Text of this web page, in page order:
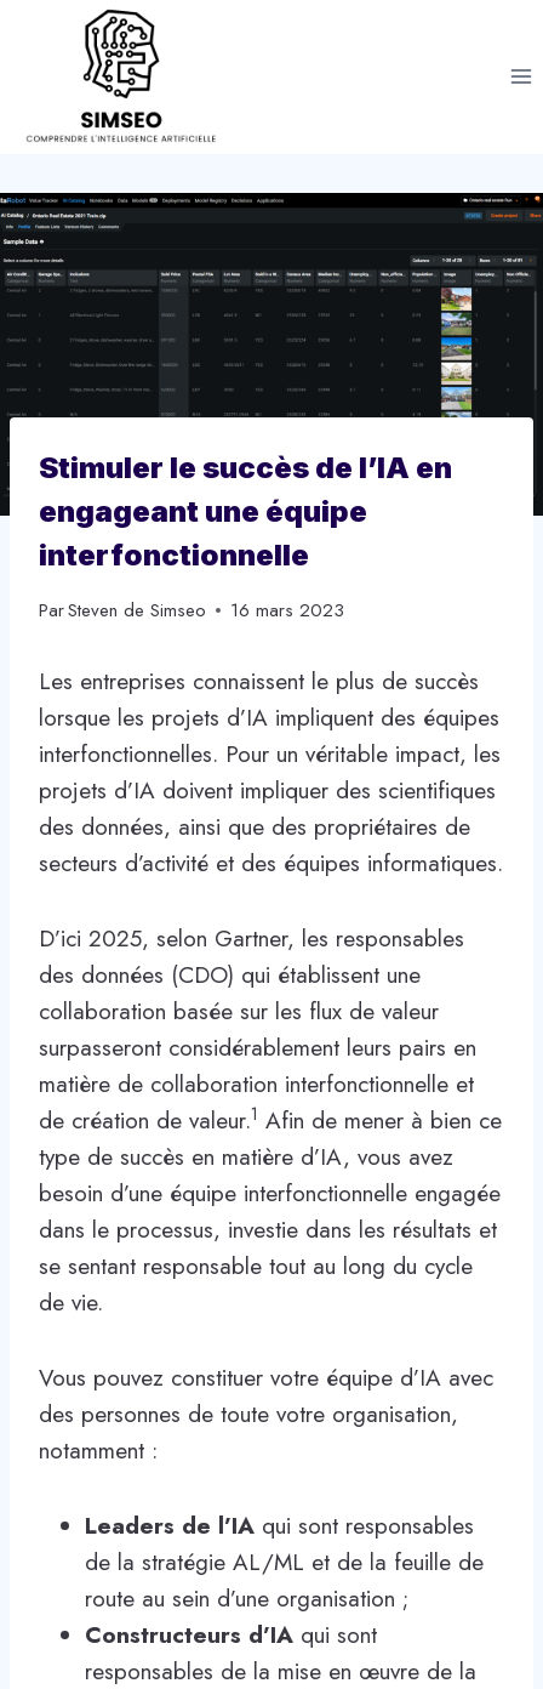
Stimuler le succès de l’IA en
engageant une équipe
interfonctionnelle
ParSteven de Simseo 16 mars 2023
Les entreprises connaissent le plus de succès
lorsque les projets d’IA impliquent des équipes
interfonctionnelles. Pour un véritable impact, les
projets d’IA doivent impliquer des scientifiques
des données, ainsi que des propriétaires de
secteurs d’activité et des équipes informatiques.
D’ici 2025, selon Gartner, les responsables
des données (CDO) qui établissent une
collaboration basée sur les flux de valeur
surpasseront considérablement leurs pairs en
matière de collaboration interfonctionnelle et
de création de valeur.1 Afin de mener à bien ce
type de succès en matière d’IA, vous avez
besoin d’une équipe interfonctionnelle engagée
dans le processus, investie dans les résultats et
se sentant responsable tout au long du cycle
de vie.
Vous pouvez constituer votre équipe d’IA avec
des personnes de toute votre organisation,
notamment :
Leaders de l’IA qui sont responsables
de la stratégie AL/ML et de la feuille de
route au sein d’une organisation ;
Constructeurs d’IA qui sont
responsables de la mise en œuvre de la